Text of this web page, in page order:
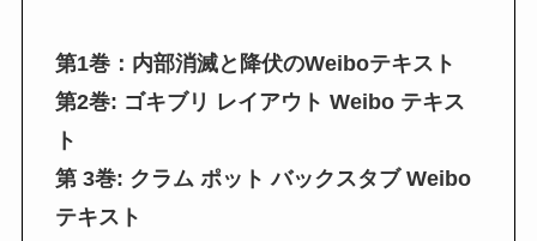
第1巻：内部消滅と降伏のWeiboテキスト
第2巻: ゴキブリ レイアウト Weibo テキス
ト
第 3巻: クラム ポット バックスタブ Weibo
テキスト